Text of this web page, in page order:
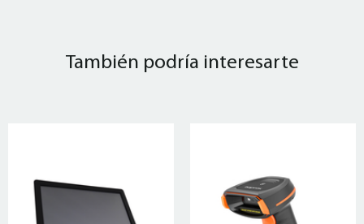
También podría interesarte